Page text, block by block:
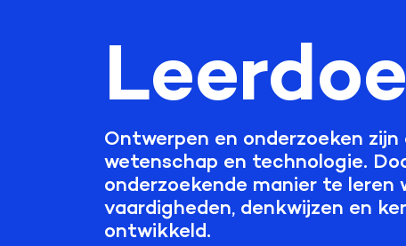
Ontwerpen en onderzoeken
wetenschap en technologie.
onderzoekende manier te leren
vaardigheden, denkwijzen en
ontwikkeld.